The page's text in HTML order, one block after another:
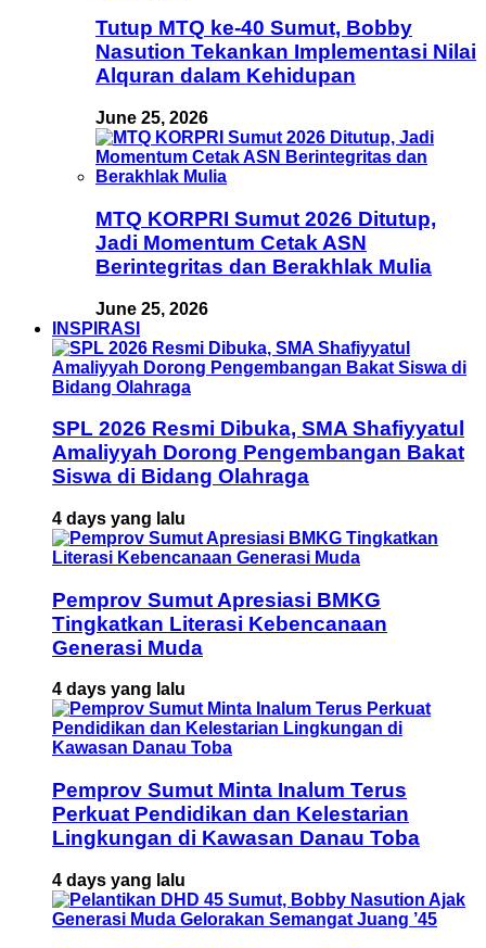
Tutup MTQ ke-40 Sumut, Bobby
Nasution Tekankan Implementasi Nilai
Alquran dalam Kehidupan
June 25, 2026
MTQ KORPRI Sumut 2026 Ditutup,
Jadi Momentum Cetak ASN
Berintegritas dan Berakhlak Mulia
June 25, 2026
INSPIRASI
SPL 2026 Resmi Dibuka, SMA Shafiyyatul
Amaliyyah Dorong Pengembangan Bakat
Siswa di Bidang Olahraga
4 days yang lalu
Pemprov Sumut Apresiasi BMKG
Tingkatkan Literasi Kebencanaan
Generasi Muda
4 days yang lalu
Pemprov Sumut Minta Inalum Terus
Perkuat Pendidikan dan Kelestarian
Lingkungan di Kawasan Danau Toba
4 days yang lalu